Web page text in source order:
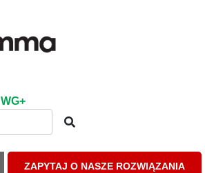
WG+
ZAPYTAJ O NASZE ROZWIĄZANIA